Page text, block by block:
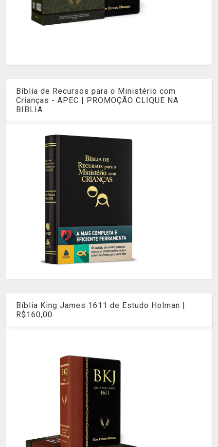
Bíblia de Recursos para o Ministério com
Crianças - APEC | PROMOÇÃO CLIQUE NA
BIBLIA
Bíblia King James 1611 de Estudo Holman |
R$160,00